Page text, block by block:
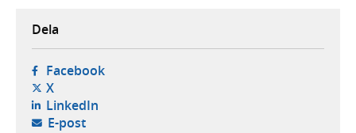
Dela
Facebook- öppnas i ny flik, extern webbplats,
X- öppnas i ny flik, extern webbplats,
LinkedIn- öppnas i ny flik, extern webbplats,
E-post- öppnar din e-postklient,